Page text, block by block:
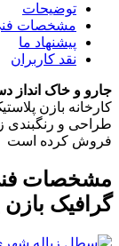
توضیحات
مشخصات
پیشنهاد ما
نقد کاربران
جارو و خاک انداز
کارخانه بازن
طراحی و رنگبندی
فروش کرده است
مشخصات
گرافیک بازن